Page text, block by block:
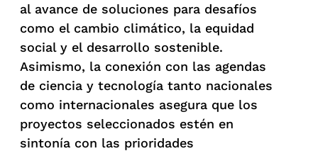
al avance de soluciones para desafíos
como el cambio climático, la equidad
social y el desarrollo sostenible.
Asimismo, la conexión con las agendas
de ciencia y tecnología tanto nacionales
como internacionales asegura que los
proyectos seleccionados estén en
sintonía con las prioridades